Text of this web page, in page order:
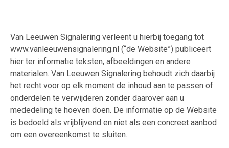
Van Leeuwen Signalering verleent u hierbij toegang tot
www.vanleeuwensignalering.nl (“de Website”) publiceert
hier ter informatie teksten, afbeeldingen en andere
materialen. Van Leeuwen Signalering behoudt zich daarbij
het recht voor op elk moment de inhoud aan te passen of
onderdelen te verwijderen zonder daarover aan u
mededeling te hoeven doen. De informatie op de Website
is bedoeld als vrijblijvend en niet als een concreet aanbod
om een overeenkomst te sluiten.